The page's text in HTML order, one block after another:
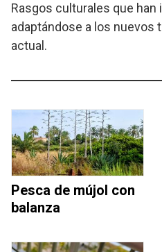
Rasgos culturales que han
adaptándose a los nuevos
actual.
Pesca de mújol con
balanza